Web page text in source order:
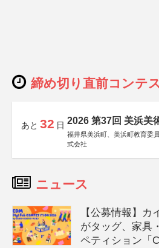
締め切り直前コンテ
あと 32 日 2026 第37回 美浜美
福井県美浜町、美浜町教育委
式会社
ニュース
【公募情報】
がタッグ、家具
ペティション「